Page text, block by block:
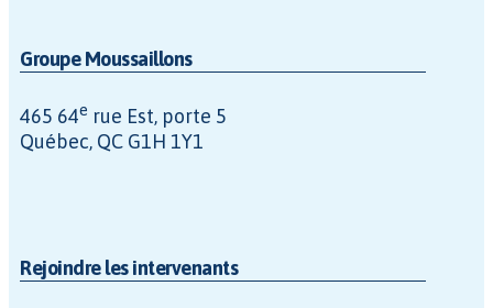
Groupe Moussaillons
465 64e rue Est, porte 5
Québec, QC G1H 1Y1
Rejoindre les intervenants